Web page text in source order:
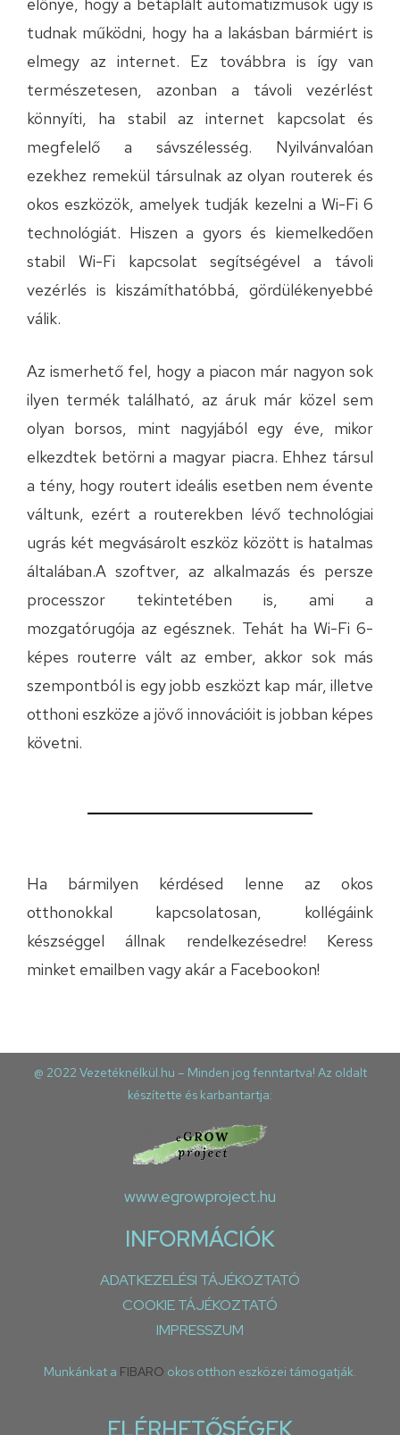
tudnak működni, hogy ha a lakásban bármiért is
elmegy az internet. Ez továbbra is így van
természetesen, azonban a távoli vezérlést
könnyíti, ha stabil az internet kapcsolat és
megfelelő a sávszélesség. Nyilvánvalóan
ezekhez remekül társulnak az olyan routerek és
okos eszközök, amelyek tudják kezelni a Wi-Fi 6
technológiát. Hiszen a gyors és kiemelkedően
stabil Wi-Fi kapcsolat segítségével a távoli
vezérlés is kiszámíthatóbbá, gördülékenyebbé
válik.
Az ismerhető fel, hogy a piacon már nagyon sok
ilyen termék található, az áruk már közel sem
olyan borsos, mint nagyjából egy éve, mikor
elkezdtek betörni a magyar piacra. Ehhez társul
a tény, hogy routert ideális esetben nem évente
váltunk, ezért a routerekben lévő technológiai
ugrás két megvásárolt eszköz között is hatalmas
általában.A szoftver, az alkalmazás és persze
processzor tekintetében is, ami a
mozgatórugója az egésznek. Tehát ha Wi-Fi 6-
képes routerre vált az ember, akkor sok más
szempontból is egy jobb eszközt kap már, illetve
otthoni eszköze a jövő innovációit is jobban képes
követni.
Ha bármilyen kérdésed lenne az okos
otthonokkal kapcsolatosan, kollégáink
készséggel állnak rendelkezésedre! Keress
minket emailben vagy akár a Facebookon!
@ 2022 Vezetéknélkül.hu – Minden jog fenntartva! Az oldalt
készítette és karbantartja:
www.egrowproject.hu
INFORMÁCIÓK
ADATKEZELÉSI TÁJÉKOZTATÓ
COOKIE TÁJÉKOZTATÓ
IMPRESSZUM
Munkánkat a FIBARO okos otthon eszközei támogatják.
ELÉRHETŐSÉGEK